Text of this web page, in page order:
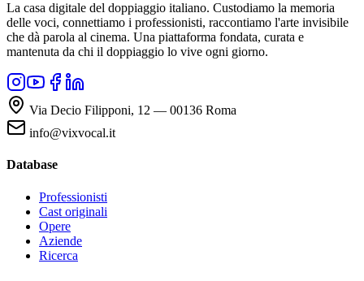
La casa digitale del doppiaggio italiano. Custodiamo la memoria
delle voci, connettiamo i professionisti, raccontiamo l'arte invisibile
che dà parola al cinema. Una piattaforma fondata, curata e
mantenuta da chi il doppiaggio lo vive ogni giorno.
Via Decio Filipponi, 12 — 00136 Roma
info@vixvocal.it
Database
Professionisti
Cast originali
Opere
Aziende
Ricerca